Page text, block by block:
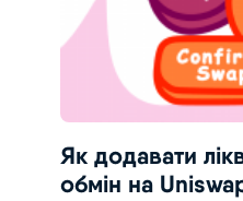
Як додавати
обмін на